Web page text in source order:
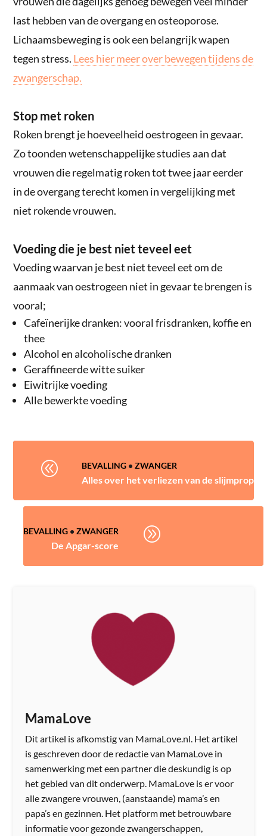
last hebben van de overgang en osteoporose.
Lichaamsbeweging is ook een belangrijk wapen
tegen stress. Lees hier meer over bewegen tijdens de
zwangerschap.
Stop met roken
Roken brengt je hoeveelheid oestrogeen in gevaar.
Zo toonden wetenschappelijke studies aan dat
vrouwen die regelmatig roken tot twee jaar eerder
in de overgang terecht komen in vergelijking met
niet rokende vrouwen.
Voeding die je best niet teveel eet
Voeding waarvan je best niet teveel eet om de
aanmaak van oestrogeen niet in gevaar te brengen is
vooral;
Cafeïnerijke dranken: vooral frisdranken, koffie en
thee
Alcohol en alcoholische dranken
Geraffineerde witte suiker
Eiwitrijke voeding
Alle bewerkte voeding
@ BEVALLING• ZWANGER
Alles over het verliezen van de slijmprop
BEVALLING• ZWANGER
De Apgar-score
A
MamaLove
Dit artikel is afkomstig van MamaLove.nl. Het artikel
is geschreven door de redactie van MamaLove in
samenwerking met een partner die deskundig is op
het gebied van dit onderwerp. MamaLove is er voor
alle zwangere vrouwen, (aanstaande) mama’s en
papa’s en gezinnen. Het platform met betrouwbare
informatie voor gezonde zwangerschappen,